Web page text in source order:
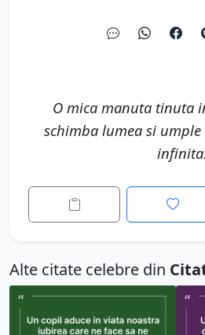
O mica manuta tinuta
schimba lumea si
infinita.
Alte citate celebre din